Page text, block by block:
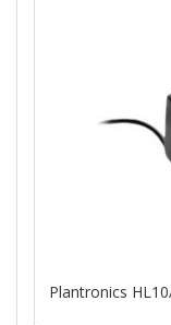
Plantronics